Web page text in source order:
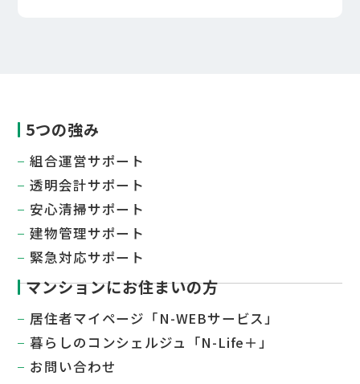
5つの強み
組合運営サポート
透明会計サポート
安心清掃サポート
建物管理サポート
緊急対応サポート
マンションにお住まいの方
居住者マイページ「N-WEBサービス」
暮らしのコンシェルジュ「N-Life＋」
お問い合わせ